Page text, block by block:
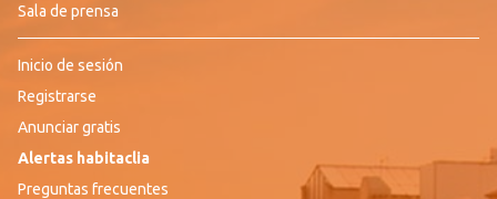
Sala de prensa
Inicio de sesión
Registrarse
Anunciar gratis
Alertas habitaclia
Preguntas frecuentes